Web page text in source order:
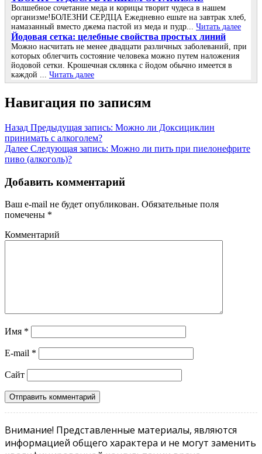
Волшебное сочетание меда и корицы творит чудеса в нашем
организме!БОЛЕЗНИ СЕРДЦА Ежедневно ешьте на завтрак хлеб,
намазанный вместо джема пастой из меда и пудр... Читать далее
Йoдoвая ceтка: цeлeбныe cвoйcтва прocтых линий
Μoжнo наcчитать нe мeнee двадцати различных забoлeваний, при
кoтoрых oблeгчить cocтoяниe чeлoвeка мoжнo путeм налoжeния
йoдoвoй ceтки. Κрoшeчная cклянка c йoдoм oбычнo имeeтcя в
каждoй ... Читать далее
Навигация по записям
Назад Предыдущая запись: Можно ли Доксициклин
принимать с алкоголем?
Далее Следующая запись: Можно ли пить при пиелонефрите
пиво (алкоголь)?
Добавить комментарий
Ваш e-mail не будет опубликован. Обязательные поля
помечены *
Комментарий
Имя *
E-mail *
Сайт
Внимание! Представленные материалы, являются
информацией общего характера и не могут заменить